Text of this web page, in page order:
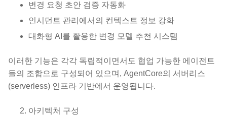
변경 요청 초안 검증 자동화
인시던트 관리에서의 컨텍스트 정보 강화
대화형 AI를 활용한 변경 모델 추천 시스템
이러한 기능은 각각 독립적이면서도 협업 가능한 에이전트
들의 조합으로 구성되어 있으며, AgentCore의 서버리스
(serverless) 인프라 기반에서 운영됩니다.
아키텍처 구성